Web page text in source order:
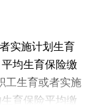
实施计划生育
均生育保险缴
工生育或者实施
育保险平均缴